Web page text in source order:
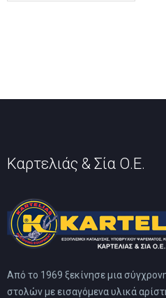
Καρτελιάς & Σία Ο.Ε.
Από το 1969 ξεκίνησε μια
στολών με εισαγόμενα υλικά